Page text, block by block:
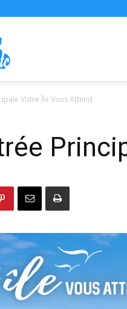
Votre Île Vous Attend